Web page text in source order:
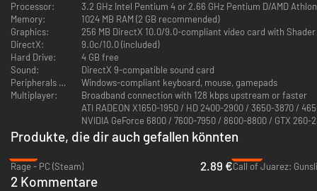
ganz eigenes Gameplay (Nah- oder Fernkampf), spezielle
Fähigkeiten (Lasso, Dynamit usw.) und ein Arsenal an tödlichen
Waffen (Revolver, Karabiner, Schrotflinten usw.) haben. Nutze ihre
Stärken zu deinem Vorteil, dann überlebst du vielleicht ein paar der
erbittertsten Kämpfe, die man sich vorstellen kann.
Immersive Western-Erfahrung: Erkunde riesige Landstriche des
ungezähmten, mythischen Alten Westens zu Fuß, auf dem Pferd, in
Wagen und Kanus. Besuche ikonische Umgebungen, in denen es von
Gesetzlosen wimmelt. Die McCall-Brüder müssen sich einem
Häuptling der Apachen, einem gierigen mexikanischen Banditen und
einem rachsüchtigen Oberst stellen – und das sind nur ein paar der
hinterlistigen Schurken, die den Brüdern im Weg stehen.
Processor:
3.2 GHz Intel Pentium 4 or 2.66 GHz Pentium D/AMD
Memory:
1024 MB RAM (2 GB recommended)
Graphics:
256 MB DirectX 10.0/9.0-compliant video card with
DirectX:
9.0c/10.0 (included)
Hard Drive:
4 GB free
Sound:
DirectX 9-compatible sound card
Peripherals Supported:Windows-compliant keyboard, mouse, gamepads
Multiplayer:
Broadband connection with 128 kbps upstream or faster
ATI RADEON X1650-1950 / HD 2400-2900 / 3650-3870 /
NVIDIA GeForce 6800 / 7600-7950 / 8600-8800 / GTX 260-
Produkte, die dir auch gefallen könnten
Rage - PC (Steam)
2.89 €Call of Juarez:
2 Kommentare